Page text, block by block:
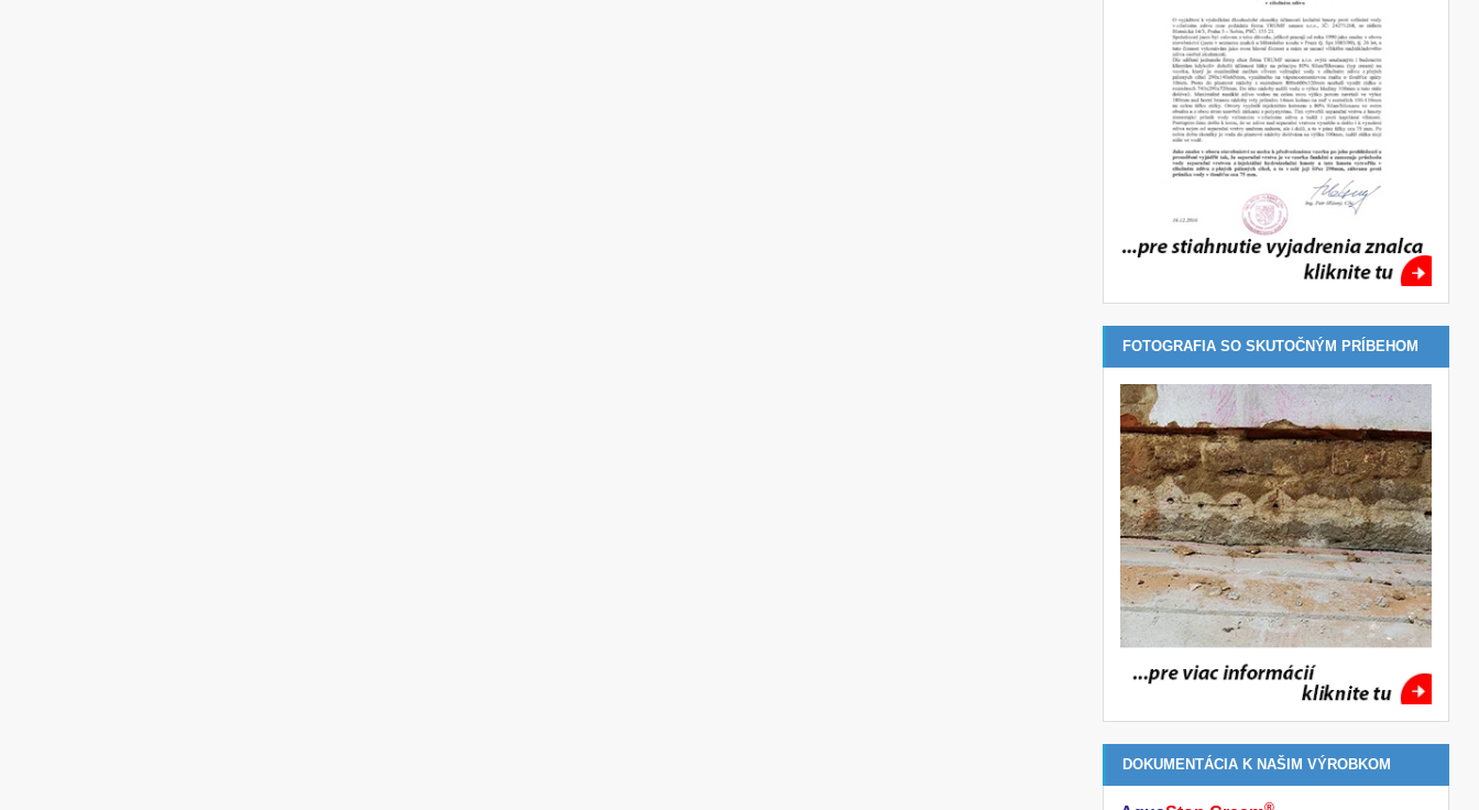
FOTOGRAFIA SO SKUTOČNÝM PRÍBEHOM
DOKUMENTÁCIA K NAŠIM VÝROBKOM